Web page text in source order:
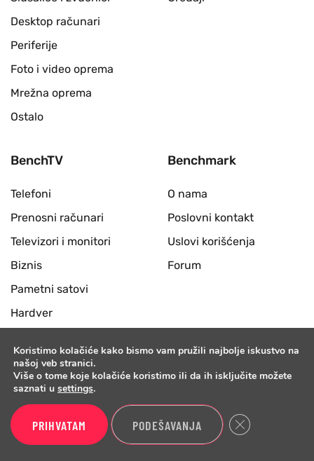
Desktop računari
Periferije
Foto i video oprema
Mrežna oprema
Ostalo
BenchTV
Telefoni
Prenosni računari
Televizori i monitori
Biznis
Pametni satovi
Hardver
Desktop računari
Periferije
Benchmark
Benchmark
O nama
Poslovni kontakt
Uslovi korišćenja
Forum
Koristimo kolačiće kako bismo vam pružili najbolje iskustvo na
našoj veb stranici.
Više o tome koje kolačiće koristimo ili da ih isključite možete
saznati u settings.
PRIHVATAM PODEŠAVANJA Close GDPR